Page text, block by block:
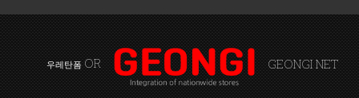
우레탄폼 OR GEONGI NET